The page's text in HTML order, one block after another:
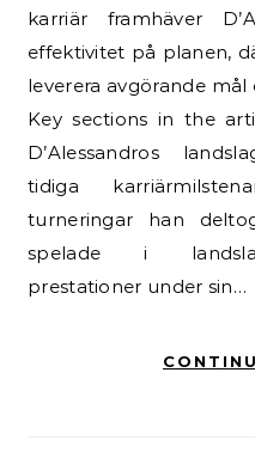
karriär framhäver
effektivitet på planen,
leverera avgörande
Key sections in the
D’Alessandros
tidiga
turneringar han
spelade i
prestationer under sin…